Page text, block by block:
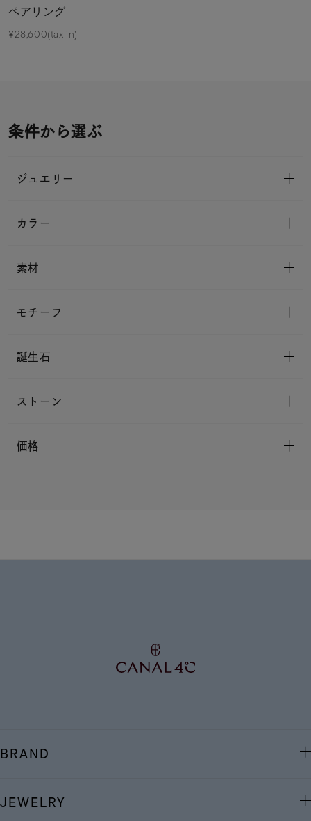
ペアリング
¥28,600(tax in)
条件から選ぶ
ジュエリー
カラー
素材
モチーフ
誕生石
ストーン
価格
BRAND
JEWELRY